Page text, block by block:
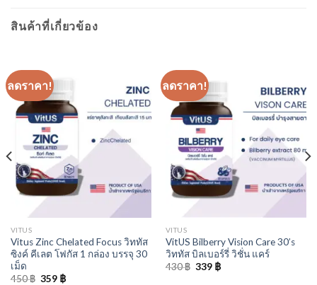
สินค้าที่เกี่ยวข้อง
ลดราคา!
VITUS
Vitus Zinc Chelated Focus วิททัส
ซิงค์ คีเลต โฟกัส 1 กล่อง บรรจุ 30
เม็ด
450฿ Original
359 ฿Current
ลดราคา!
VITUS
VitUS Bilberry Vision Care 30’s
วิททัส บิลเบอร์รี่ วิชั่น แคร์
430฿ Original
339 ฿Current